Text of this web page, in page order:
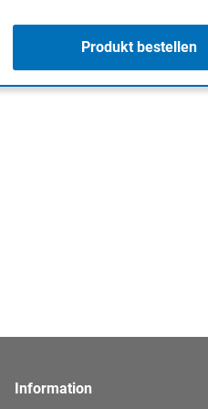
Produkt bestellen
Information